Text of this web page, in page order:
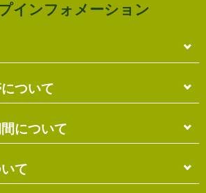
インフォメーション
料となります。
含まれています。
ついて
帯のご指定は出来ません。
れる「ご不在連絡票」より再配達希
指定が可能ですので、こちらをご利
について
3営業日以内の発送となります。
て